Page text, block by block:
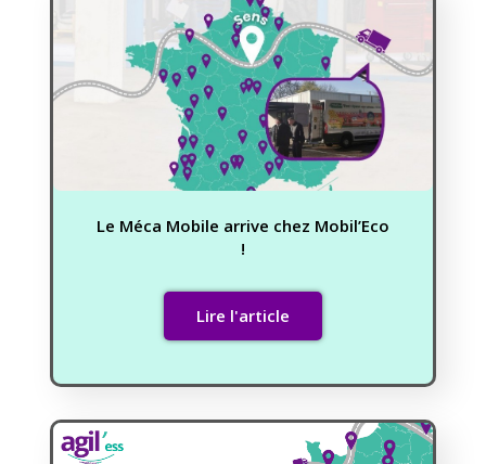
Le Méca Mobile arrive chez Mobil’Eco
!
Lire l'article